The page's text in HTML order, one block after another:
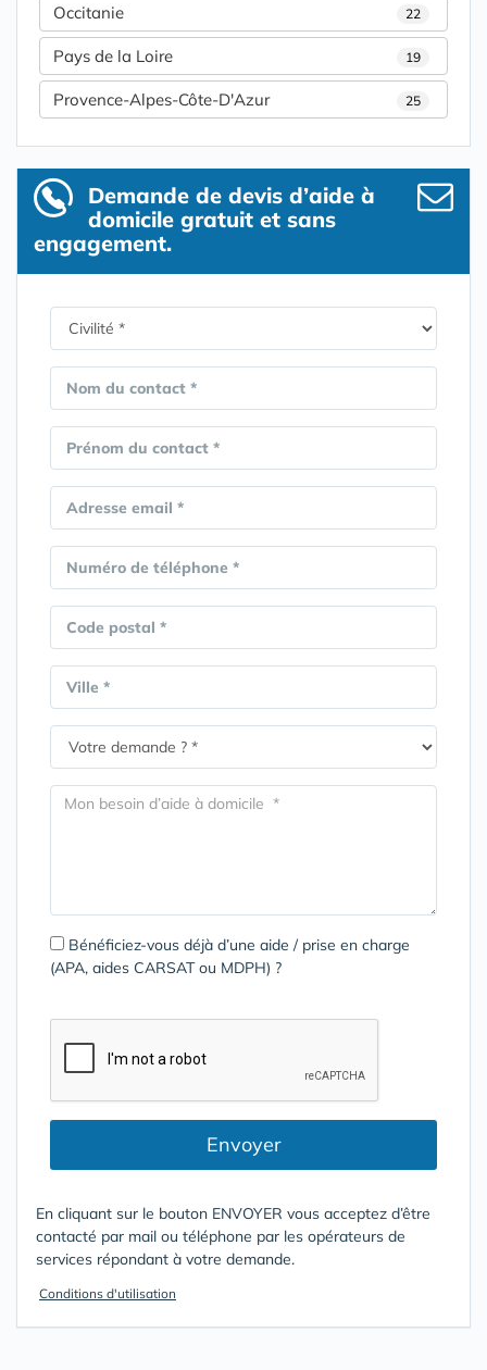
Occitanie 22
Pays de la Loire 19
Provence-Alpes-Côte-D'Azur 25
Demande de devis d’aide à
domicile gratuit et sans
engagement.
Nom du contact *
Prénom du contact *
Adresse email *
Numéro de téléphone *
Code postal *
Ville *
Bénéficiez-vous déjà d’une aide / prise en charge
(APA, aides CARSAT ou MDPH) ?
Envoyer
En cliquant sur le bouton ENVOYER vous acceptez d’être
contacté par mail ou téléphone par les opérateurs de
services répondant à votre demande.
Conditions d'utilisation